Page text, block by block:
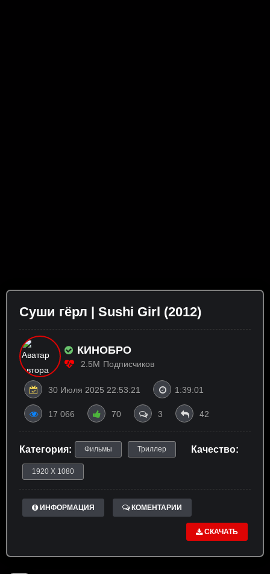
Суши гёрл | Sushi Girl (2012)
КИНОБРО
2.5M Подписчиков
30 Июля 2025 22:53:21 1:39:01
17 066 70 3 42
Категория: Фильмы Триллер Качество:
1920 X 1080
ИНФОРМАЦИЯ КОМЕНТАРИИ
СКАЧАТЬ